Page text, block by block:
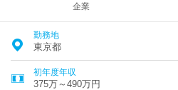
企業
勤務地
東京都
初年度年収
375万～490万円